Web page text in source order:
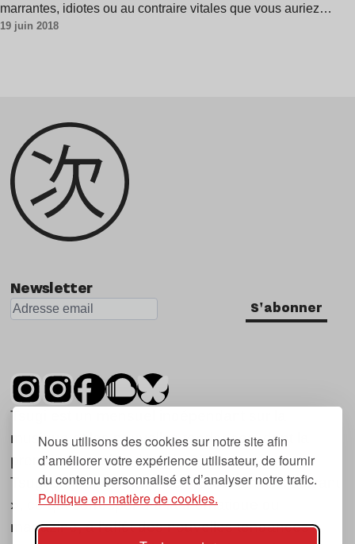
Nous utilisons des cookies sur notre site afin
d’améliorer votre expérience utilisateur, de fournir
du contenu personnalisé et d’analyser notre trafic.
Politique en matière de cookies.
marrantes, idiotes ou au contraire vitales que vous auriez…
19 juin 2018
Newsletter
S'abonner
Tsugi est un mensuel indépendant sur la
musique et les nouvelles tendances, dont la
première parution date de 2007.
Tsugi en japonais signifie « prochain », « suivant
», ce qui correspond à la thématique du
magazine, à l’affût des nouvelles tendances